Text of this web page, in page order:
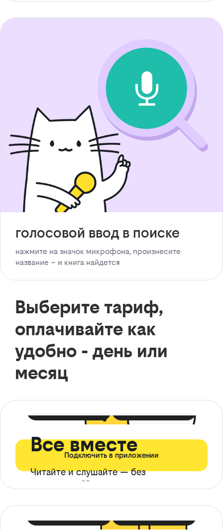
голосовой ввод в поиске
нажмите на значок микрофона, произнесите
название – и книга найдется
Выберите тариф,
оплачивайте как
удобно - день или
месяц
Все вместе
Читайте и слушайте — без
ограничений*
Подключить в приложении